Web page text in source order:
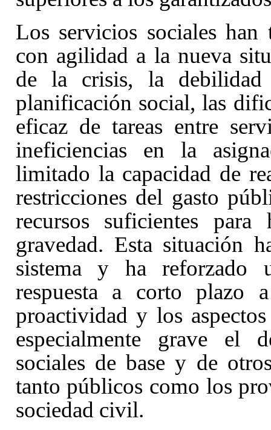
Los servicios sociales han
con agilidad a la nueva
de la crisis, la
planificación social, las
eficaz de tareas entre
ineficiencias en la
limitado la capacidad de
restricciones del gasto
recursos suficientes
gravedad. Esta situación
sistema y ha reforzado
respuesta a corto plazo
proactividad y los
especialmente grave el
sociales de base y de
tanto públicos como los
sociedad civil.